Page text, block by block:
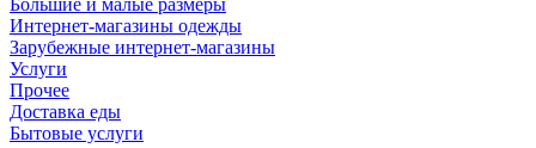
Интернет-магазины одежды
Зарубежные интернет-магазины
Услуги
Прочее
Доставка еды
Бытовые услуги